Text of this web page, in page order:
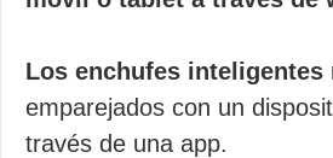
Los enchufes inteligentes
emparejados con un
través de una app.